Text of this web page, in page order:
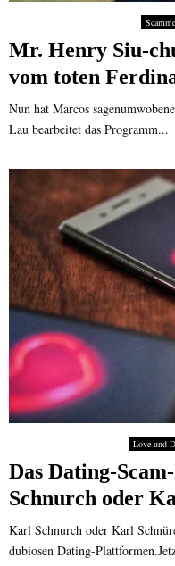
Mr. Henry Siu-
vom toten
Nun hat Marcos
Lau bearbeitet das Programm...
Love und
Das Dating-
Schnurch oder
Karl Schnurch oder Karl
dubiosen Dating-